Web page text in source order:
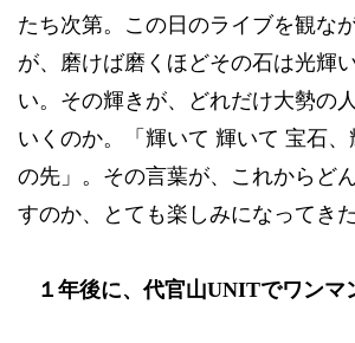
たち次第。この日のライブを観な
が、磨けば磨くほどその石は光輝
い。その輝きが、どれだけ大勢の
いくのか。「輝いて 輝いて 宝石、
の先」。その言葉が、これからど
すのか、とても楽しみになってきた
１年後に、代官山UNITでワンマ